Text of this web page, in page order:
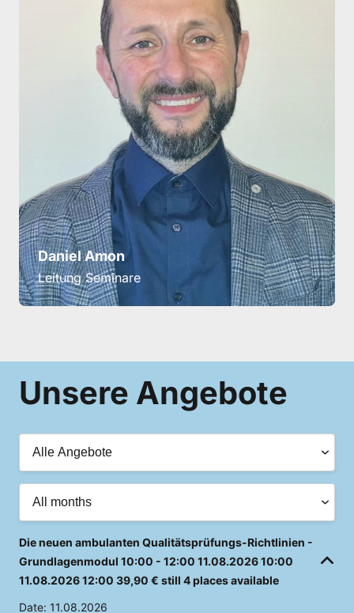
Daniel Amon
Leitung Seminare
Unsere Angebote
Die neuen ambulanten Qualitätsprüfungs-Richtlinien -
Grundlagenmodul 10:00 - 12:00 11.08.202610:00
11.08.202612:00 39,90 € still 4 places available
Date: 11.08.2026